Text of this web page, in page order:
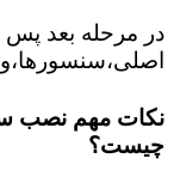
در مرحله بعد پس
نکات مهم نصب
چیست؟